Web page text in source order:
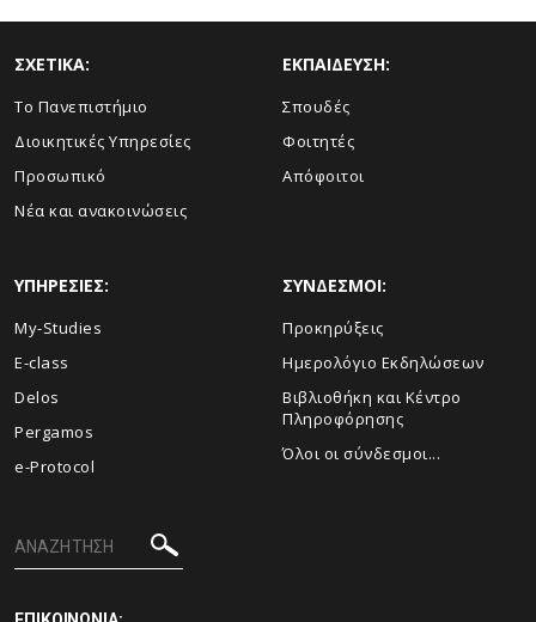
ΣΧΕΤΙΚΑ:
Το Πανεπιστήμιο
Διοικητικές Υπηρεσίες
Προσωπικό
Νέα και ανακοινώσεις
ΕΚΠΑΙΔΕΥΣΗ:
Σπουδές
Φοιτητές
Απόφοιτοι
ΥΠΗΡΕΣΙΕΣ:
My-Studies
E-class
Delos
Pergamos
e-Protocol
ΣΥΝΔΕΣΜΟΙ:
Προκηρύξεις
Ημερολόγιο Εκδηλώσεων
Βιβλιοθήκη και Κέντρο
Πληροφόρησης
Όλοι οι σύνδεσμοι...